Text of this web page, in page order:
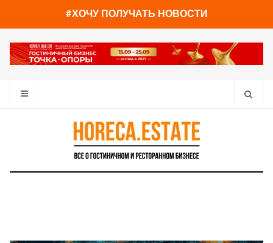
#ХОЧУ ПОЛУЧАТЬ НОВОСТИ